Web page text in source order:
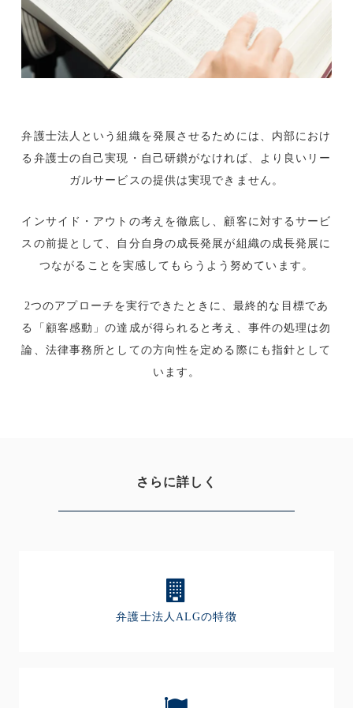
弁護士法人という組織を発展させるためには、内部におけ
る弁護士の自己実現・自己研鑚がなければ、より良いリー
ガルサービスの提供は実現できません。
インサイド・アウトの考えを徹底し、顧客に対するサービ
スの前提として、自分自身の成長発展が組織の成長発展に
つながることを実感してもらうよう努めています。
2つのアプローチを実行できたときに、最終的な目標であ
る「顧客感動」の達成が得られると考え、事件の処理は勿
論、法律事務所としての方向性を定める際にも指針として
います。
さらに詳しく
弁護士法人ALGの特徴